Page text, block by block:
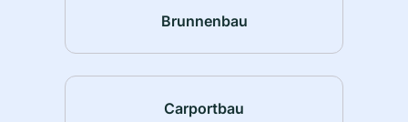
Brunnenbau
Carportbau